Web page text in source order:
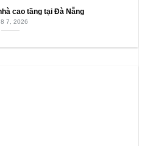
cao tầng tại Đà Nẵng
7, 2026